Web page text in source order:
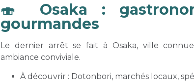
🍣 Osaka :
gourmandes
Le dernier arrêt se fait à Osaka, ville
ambiance conviviale.
À découvrir : Dotonbori, marchés locaux,